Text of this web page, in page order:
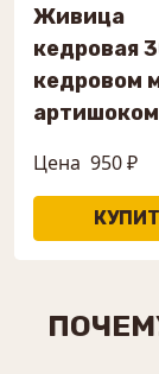
Живица
кедровая
кедровом
артишоком
Цена 950 ₽